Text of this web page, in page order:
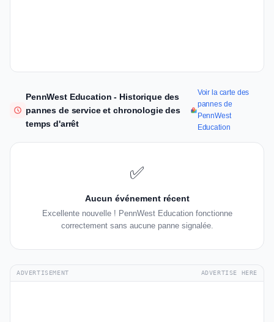
PennWest Education - Historique des
pannes de service et chronologie des
temps d'arrêt
Voir la carte des
pannes de
PennWest
Education
✅
Aucun événement récent
Excellente nouvelle ! PennWest Education fonctionne
correctement sans aucune panne signalée.
ADVERTISEMENT ADVERTISE HERE